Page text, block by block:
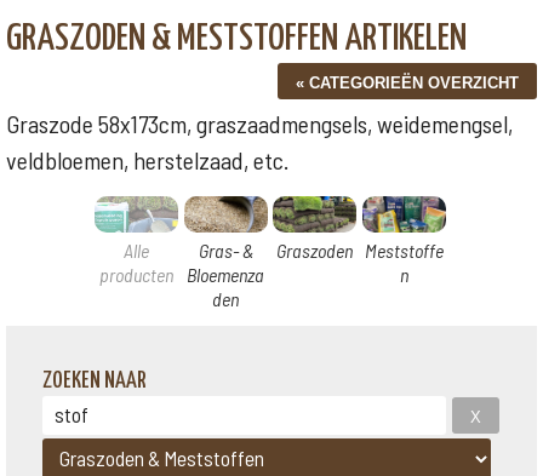
GRASZODEN & MESTSTOFFEN ARTIKELEN
Graszode 58x173cm, graszaadmengsels, weidemengsel,
veldbloemen, herstelzaad, etc.
Alle
producten
Gras- &
Bloemenza
den
Graszoden Meststoffe
n
ZOEKEN NAAR